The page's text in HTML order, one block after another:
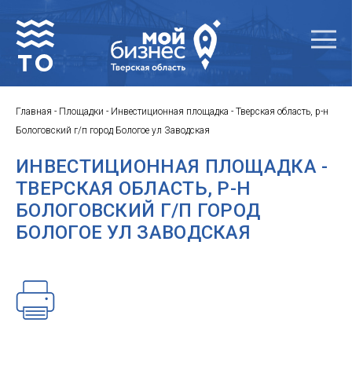
Главная - Площадки - Инвестиционная площадка - Тверская область, р-н
Бологовский г/п город Бологое ул Заводская
ИНВЕСТИЦИОННАЯ ПЛОЩАДКА -
ТВЕРСКАЯ ОБЛАСТЬ, Р-Н
БОЛОГОВСКИЙ Г/П ГОРОД
БОЛОГОЕ УЛ ЗАВОДСКАЯ